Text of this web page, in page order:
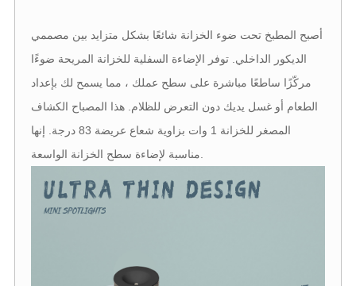
أصبح المطبخ تحت ضوء الخزانة شائعًا بشكل متزايد بين مصممي
الديكور الداخلي. توفر الإضاءة السفلية للخزانة المريحة ضوءًا
مركّزًا ساطعًا مباشرة على سطح عملك ، مما يسمح لك بإعداد
الطعام أو غسل يديك دون التعرض للظلام. هذا المصباح الكشاف
المصغر للخزانة 1 وات بزاوية شعاع عريضة 83 درجة. إنها